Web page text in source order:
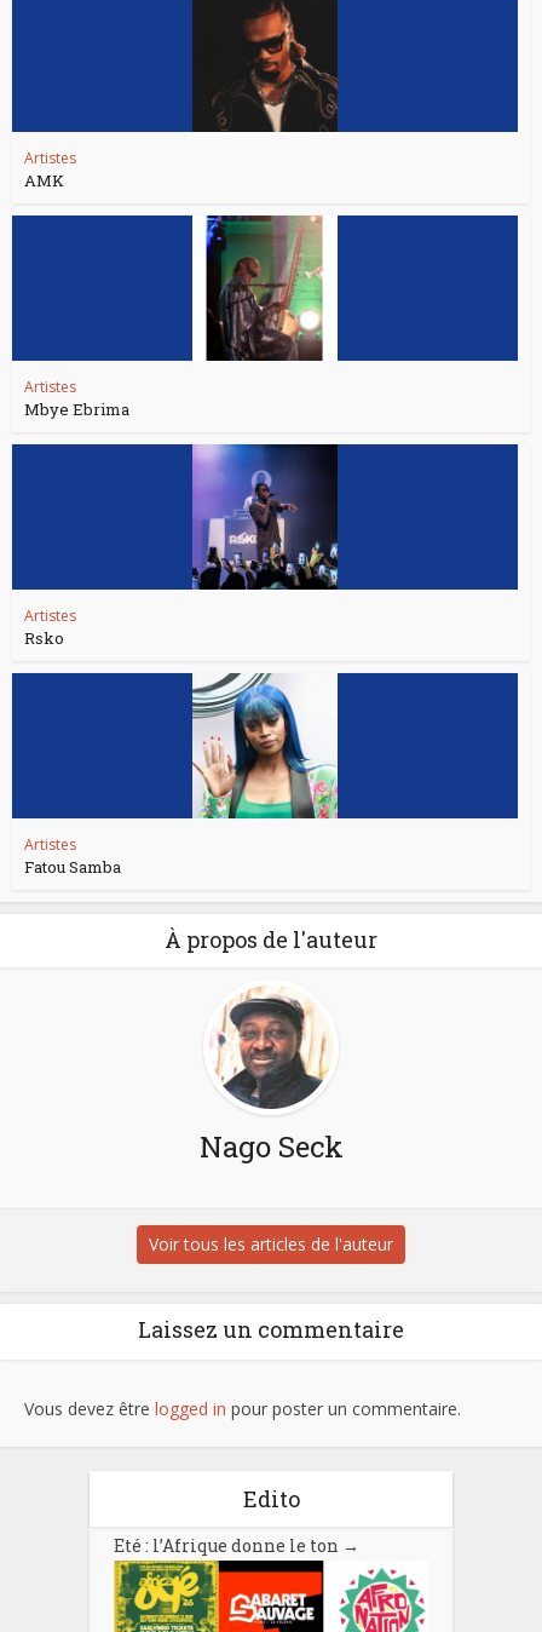
Artistes
AMK
Artistes
Mbye Ebrima
Artistes
Rsko
Artistes
Fatou Samba
À propos de l'auteur
Nago Seck
Voir tous les articles de l'auteur
Laissez un commentaire
Vous devez être logged in pour poster un commentaire.
Edito
Eté : l’Afrique donne le ton →